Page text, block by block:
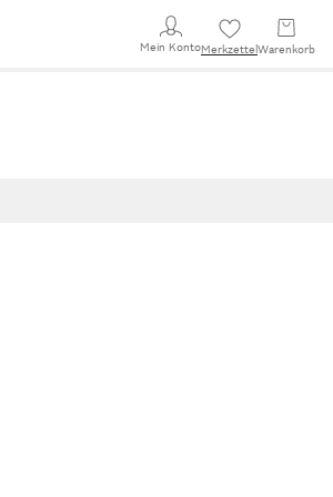
Mein KontoMerkzettel Warenkorb